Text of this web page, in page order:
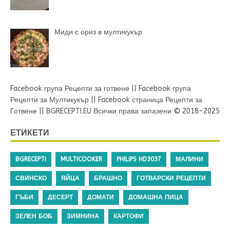
Миди с ориз в мултикукър
Facebook група Рецепти за готвене
Facebook група
Рецепти за Мултикукър
Facebook страница Рецепти за
Готвене
BGRECEPTI.EU Всички права запазени © 2018-2025
ЕТИКЕТИ
BGRECEPTI MULTICOOKER PHILIPS HD3037 МАЛИНИ
СВИНСКО ЯЙЦА БРАШНО ГОТВАРСКИ РЕЦЕПТИ
ГЪБИ ДЕСЕРТ ДОМАТИ ДОМАШНА ПИЦА
ЗЕЛЕН БОБ ЗИМНИНА КАРТОФИ